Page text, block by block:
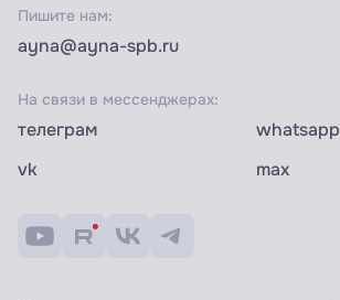
Пишите нам:
ayna@ayna-spb.ru
На связи в мессенджерах:
телеграм
whatsapp
vk
max